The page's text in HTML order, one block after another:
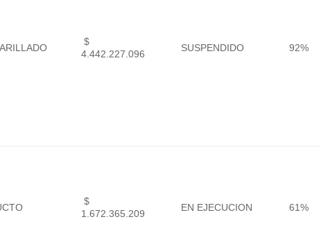
$
4.442.227.096
SUSPENDIDO 92%
$
1.672.365.209
EN EJECUCION 61%